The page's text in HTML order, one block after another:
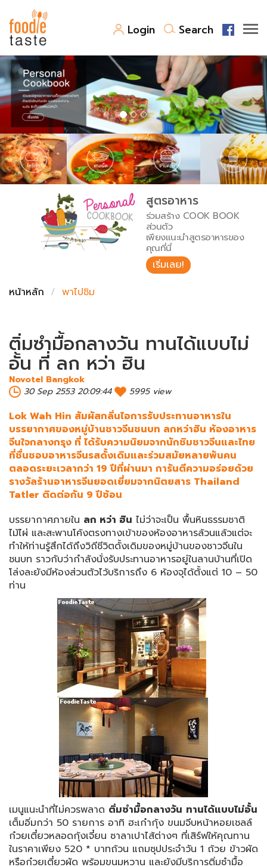
Login Search
สูตรอาหาร
สูตรอาหารล่าสุด
Top Foodie
พาไปชิม
สารพันก้นครัว
เคล็ดลับน่ารู้
เปรียบเทียบหน่วยการตวง
เปรียบเทียบอุณหภูมิ
เปรียบเทียบน้ำหนักวัตถุดิบ
FoodPedia
สร้าง Cookbook
สูตรอาหาร
ร่วมสร้าง COOK BOOK
ส่วนตัว
เพียงแนะนำสูตรอาหารของ
คุณที่นี่
เริ่มเลย!
หน้าหลัก
พาไปชิม
ติ่มซำมื้อกลางวัน ทานได้แบบไม่
อั้น ที่ ลก หว่า ฮิน
Novotel Bangkok
30 Sep 2553 20:09:44
5995 view
Lok Wah Hin สัมผัสกลิ่นไอการรับประทานอาหารใน
บรรยากาศของหมู่บ้านชาวจีนชนบท ลกหว่าฮิน ห้องอาหาร
จีนใจกลางกรุง ที่ ได้รับความนิยมจากนักชิมชาวจีนและไทย
ที่ชื่นชอบอาหารจีนรสดั้งเดิมและร่วมสมัยหลายพันคน
ตลอดระยะเวลากว่า 19 ปีที่ผ่านมา การันตีความอร่อยด้วย
รางวัลร้านอาหารจีนยอดเยี่ยมจากนิตยสาร Thailand
Tatler ติดต่อกัน 9 ปีซ้อน
บรรยากาศภายใน ลก หว่า ฮิน ไม่ว่าจะเป็น พื้นหินธรรมชาติ
ไม้ไผ่ และสะพานโค้งตรงทางเข้าของห้องอาหารล้วนแล้วแต่จะ
ทำให้ท่านรู้สึกได้ถึงวิถีชีวิตดั้งเดิมของหมู่บ้านของชาวจีนใน
ชนบท ราวกับว่ากำลังนั่งรับประทานอาหารอยู่ในลานบ้านที่เปิด
โล่งละยังมีห้องส่วนตัวไว้บริการถึง 6 ห้องจุได้ตั้งแต่ 10 – 50
ท่าน
เมนูแนะนำที่ไม่ควรพลาด ติ่มซำมื้อกลางวัน ทานได้แบบไม่อั้น
เต็มอิ่มกว่า 50 รายการ อาทิ ฮะเก๋ากุ้ง ขนมจีบหน้าหอยเชลล์
ก๋วยเตี๋ยวหลอดกุ้งเจี๋ยน ซาลาเปาไส้ต่างๆ ที่เสิร์ฟให้คุณทาน
ในราคาเพียง 520 * บาทถ้วน แถมซุปประจำวัน 1 ถ้วย ข้าวผัด
หรือก๋วยเตี๋ยวผัด พร้อมขนมหวาน และยังมีบริการติ่มซำมื้อ